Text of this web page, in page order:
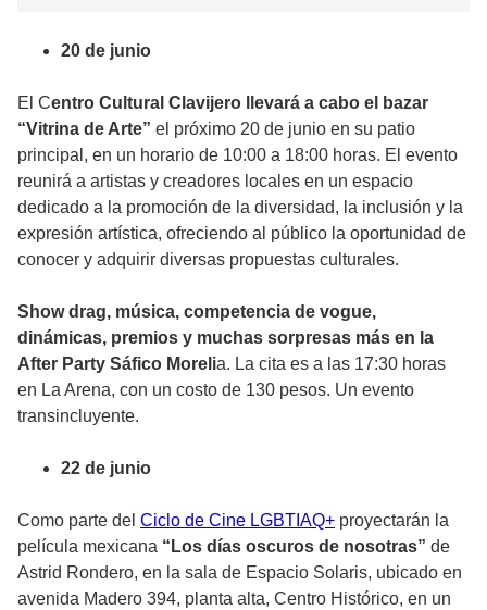
20 de junio
El Centro Cultural Clavijero llevará a cabo el bazar
“Vitrina de Arte” el próximo 20 de junio en su patio
principal, en un horario de 10:00 a 18:00 horas. El evento
reunirá a artistas y creadores locales en un espacio
dedicado a la promoción de la diversidad, la inclusión y la
expresión artística, ofreciendo al público la oportunidad de
conocer y adquirir diversas propuestas culturales.
Show drag, música, competencia de vogue,
dinámicas, premios y muchas sorpresas más en la
After Party Sáfico Morelia. La cita es a las 17:30 horas
en La Arena, con un costo de 130 pesos. Un evento
transincluyente.
22 de junio
Como parte del Ciclo de Cine LGBTIAQ+ proyectarán la
película mexicana “Los días oscuros de nosotras” de
Astrid Rondero, en la sala de Espacio Solaris, ubicado en
avenida Madero 394, planta alta, Centro Histórico, en un